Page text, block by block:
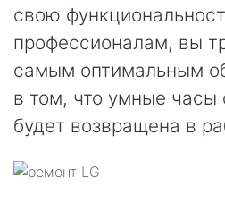
свою
профессионалам, вы
самым оптимальным
в том, что умные часы
будет возвращена в